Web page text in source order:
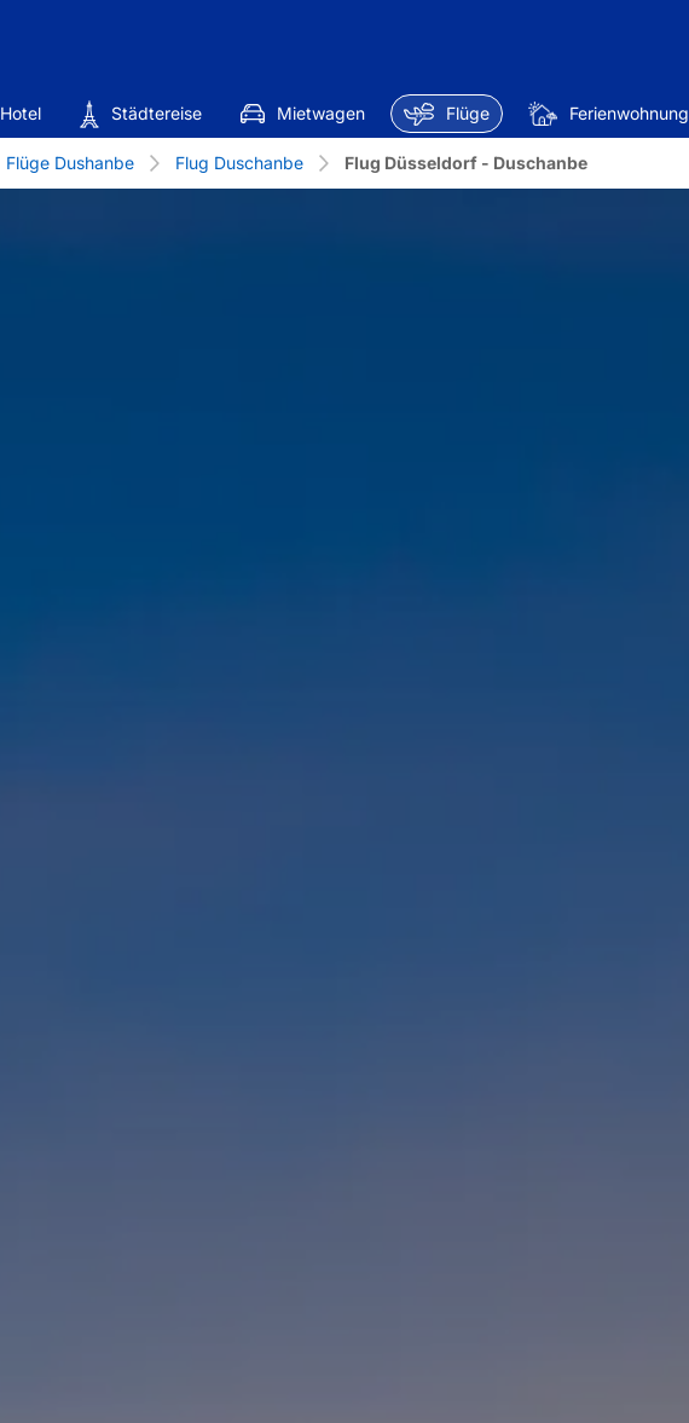
Hotel Städtereise Mietwagen Flüge Ferienwohnung
Flüge Dushanbe Flug Duschanbe Flug Düsseldorf - Duschanbe